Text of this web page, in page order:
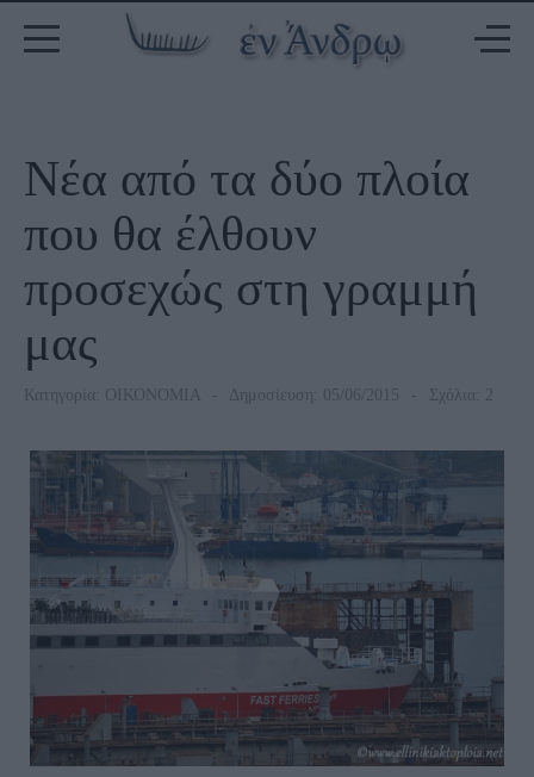
Νέα από τα δύο πλοία
που θα έλθουν
προσεχώς στη γραμμή
μας
Κατηγορία: ΟΙΚΟΝΟΜΙΑ Δημοσίευση: 05/06/2015 Σχόλια: 2